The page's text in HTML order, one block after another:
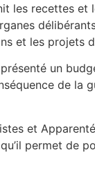
recettes et
et les projets
un
de la
et
permet de